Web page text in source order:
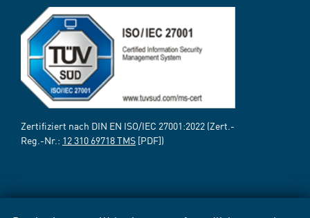
Zertifiziert nach DIN EN ISO/IEC 27001:2022 (Zert.-
Reg.-Nr.: 12 310 69718 TMS [PDF])